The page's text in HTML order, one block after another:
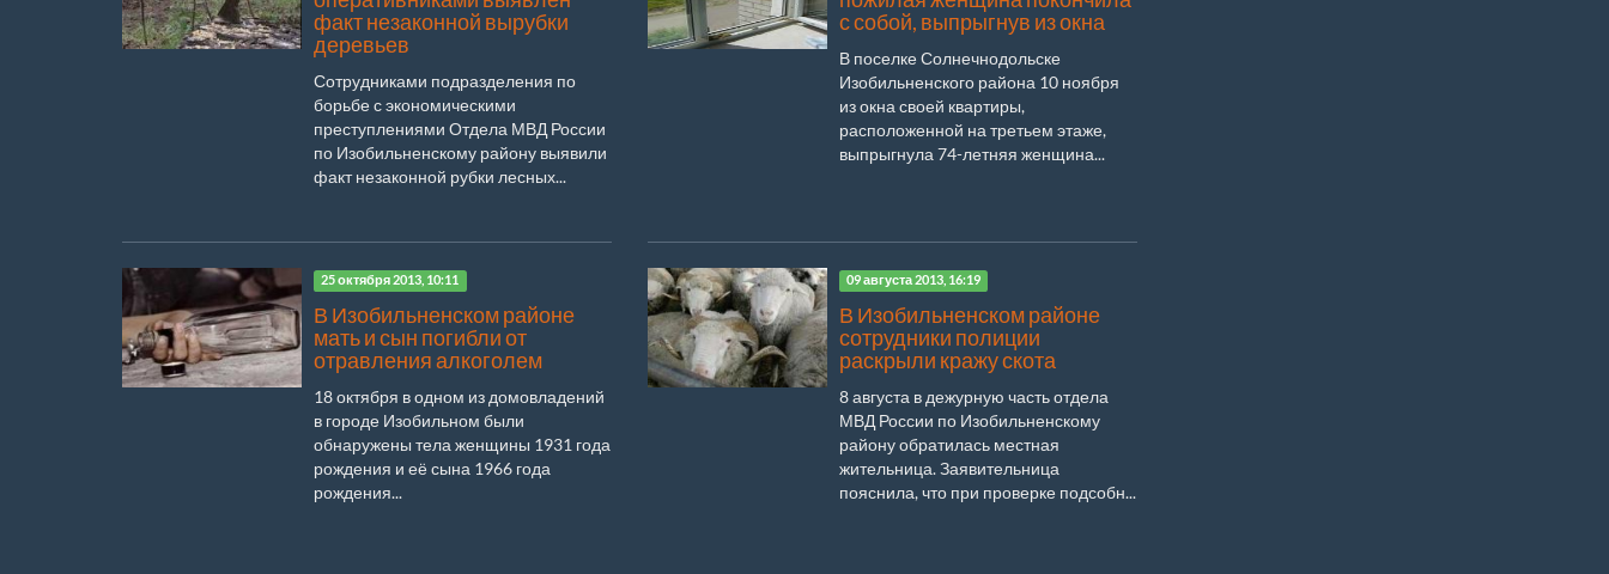
факт незаконной вырубки
деревьев
Сотрудниками подразделения по
борьбе с экономическими
преступлениями Отдела МВД России
по Изобильненскому району выявили
факт незаконной рубки лесных...
с собой, выпрыгнув из окна
В поселке Солнечнодольске
Изобильненского района 10 ноября
из окна своей квартиры,
расположенной на третьем этаже,
выпрыгнула 74-летняя женщина...
25 октября 2013, 10:11
В Изобильненском районе
мать и сын погибли от
отравления алкоголем
18 октября в одном из домовладений
в городе Изобильном были
обнаружены тела женщины 1931 года
рождения и её сына 1966 года
рождения...
09 августа 2013, 16:19
В Изобильненском районе
сотрудники полиции
раскрыли кражу скота
8 августа в дежурную часть отдела
МВД России по Изобильненскому
району обратилась местная
жительница. Заявительница
пояснила, что при проверке подсобн...